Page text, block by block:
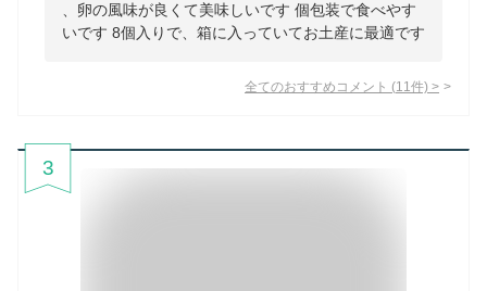
、卵の風味が良くて美味しいです 個包装で食べやす
いです 8個入りで、箱に入っていてお土産に最適です
全てのおすすめコメント (11 件) >
3